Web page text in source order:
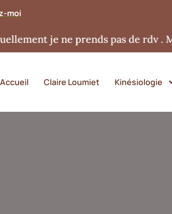
moi
ne prends pas de rdv . Merci
Accueil Claire Loumiet Kinésiologie